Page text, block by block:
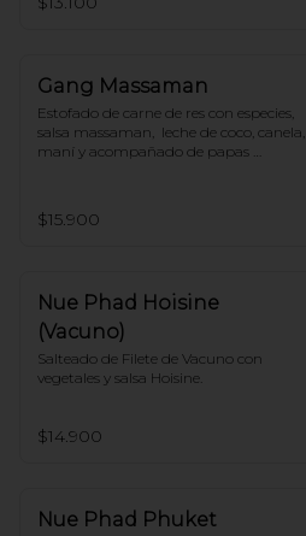
Gang Massaman
Estofado de carne de res con especies,
salsa massaman,  leche de coco, canela,
maní y acompañado de papas
$15.900
Nue Phad Hoisine
(Vacuno)
Salteado de Filete de Vacuno con
vegetales y salsa Hoisine.
$14.900
Nue Phad Phuket